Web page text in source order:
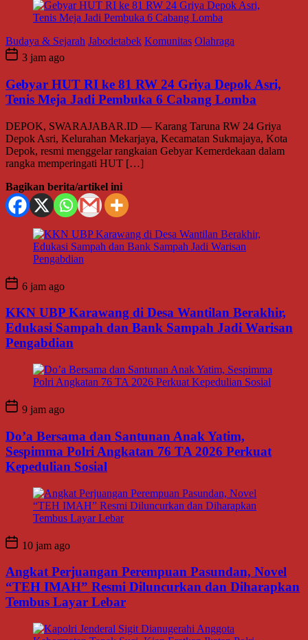
Budaya & Sejarah Jabodetabek Komunitas Olahraga
3 jam ago
Gebyar HUT RI ke 81 RW 24 Griya Depok Asri,
Tenis Meja Jadi Pembuka 6 Cabang Lomba
DEPOK, SWARAJABAR.ID — Karang Taruna RW 24 Griya
Depok Asri, Kelurahan Mekarjaya, Kecamatan Sukmajaya, Kota
Depok, resmi menggelar rangkaian Gebyar Kemerdekaan dalam
rangka memperingati HUT […]
Bagikan berita/artikel ini
6 jam ago
KKN UBP Karawang di Desa Wantilan Berakhir,
Edukasi Sampah dan Bank Sampah Jadi Warisan
Pengabdian
9 jam ago
Do’a Bersama dan Santunan Anak Yatim,
Sespimma Polri Angkatan 76 TA 2026 Perkuat
Kepedulian Sosial
10 jam ago
Angkat Perjuangan Perempuan Pasundan, Novel
“TEH IMAH” Resmi Diluncurkan dan Diharapkan
Tembus Layar Lebar